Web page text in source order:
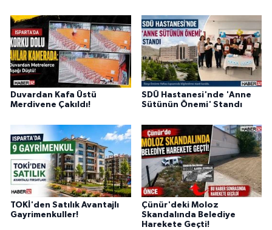
Duvardan Kafa Üstü
Merdivene Çakıldı!
SDÜ Hastanesi'nde 'Anne
Sütünün Önemi' Standı
TOKİ'den Satılık Avantajlı
Gayrimenkuller!
Çünür'deki Moloz
Skandalında Belediye
Harekete Geçti!